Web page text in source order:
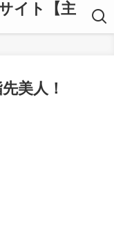
イト【主
美人！